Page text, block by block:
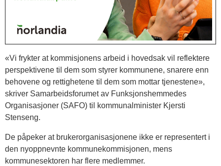
«Vi frykter at kommisjonens arbeid i hovedsak vil reflektere
perspektivene til dem som styrer kommunene, snarere enn
behovene og rettighetene til dem som mottar tjenestene»,
skriver Samarbeidsforumet av Funksjonshemmedes
Organisasjoner (SAFO) til kommunalminister Kjersti
Stenseng.
De påpeker at brukerorganisasjonene ikke er representert i
den nyoppnevnte kommunekommisjonen, mens
kommunesektoren har flere medlemmer.